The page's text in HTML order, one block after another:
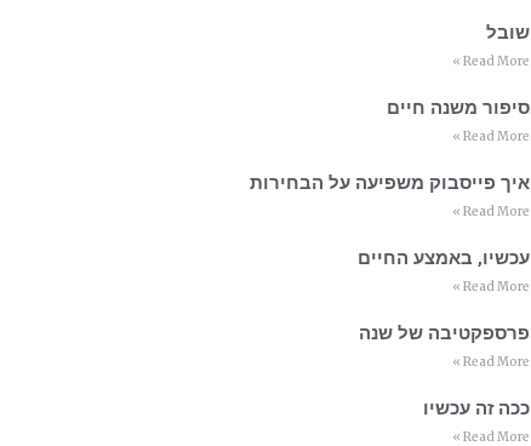
שובל
Read More »
סיפור משנה חיים
Read More »
איך פייסבוק משפיעה על הבחירות
Read More »
עכשיו, באמצע החיים
Read More »
פרספקטיבה של שנה
Read More »
ככה זה עכשיו
Read More »